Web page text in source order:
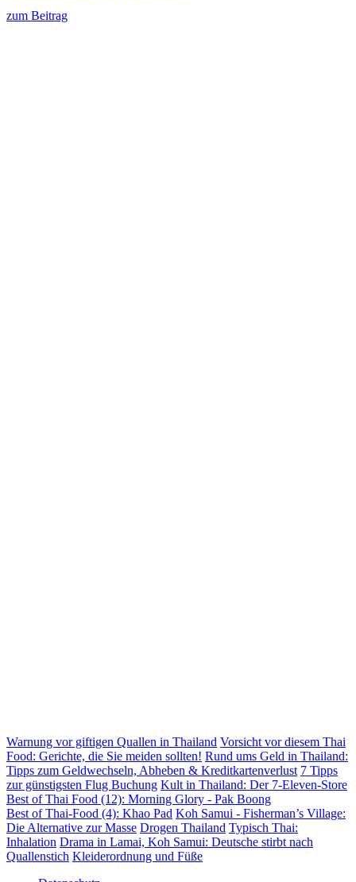
zum Beitrag
Warnung vor giftigen Quallen in Thailand Vorsicht vor diesem Thai
Food: Gerichte, die Sie meiden sollten! Rund ums Geld in Thailand:
Tipps zum Geldwechseln, Abheben & Kreditkartenverlust 7 Tipps
zur günstigsten Flug Buchung Kult in Thailand: Der 7-Eleven-Store
Best of Thai Food (12): Morning Glory - Pak Boong
Best of Thai-Food (4): Khao Pad Koh Samui - Fisherman’s Village:
Die Alternative zur Masse Drogen Thailand Typisch Thai:
Inhalation Drama in Lamai, Koh Samui: Deutsche stirbt nach
Quallenstich Kleiderordnung und Füße